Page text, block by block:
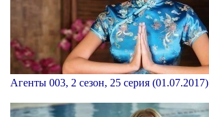
Агенты 003, 2 сезон, 25 серия (01.07.2017)